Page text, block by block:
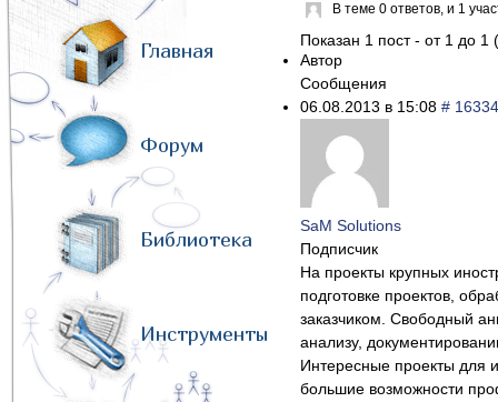
Главная
Форум
Библиотека
Инструменты
В теме 0 ответов, и 1
Показан 1 пост - от 1 до 1
Автор
Сообщения
06.08.2013 в 15:08 # 16334
SaM Solutions
Подписчик
На проекты крупных
подготовке проектов,
заказчиком. Cвободный
анализу,
Интересные проекты для
большие возможности